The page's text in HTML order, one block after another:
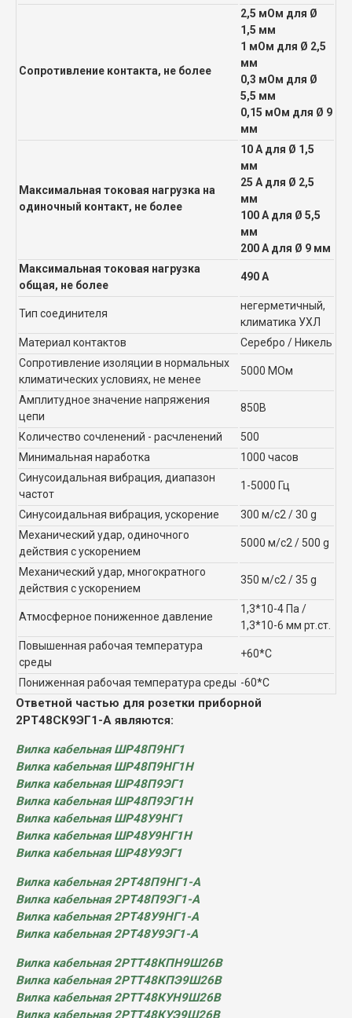
Сопротивление контакта, не более
2,5 мОм для Ø
1,5 мм
1 мОм для Ø 2,5
мм
0,3 мОм для Ø
5,5 мм
0,15 мОм для Ø 9
мм
Максимальная токовая нагрузка на
одиночный контакт, не более
10 А для Ø 1,5
мм
25 А для Ø 2,5
мм
100 А для Ø 5,5
мм
200 А для Ø 9 мм
Максимальная токовая нагрузка
общая, не более
490 А
Тип соединителя
негерметичный,
климатика УХЛ
Материал контактов
Серебро / Никель
Сопротивление изоляции в нормальных
климатических условиях, не менее
5000 МОм
Амплитудное значение напряжения
цепи
850В
Количество сочленений - расчленений
500
Минимальная наработка
1000 часов
Синусоидальная вибрация, диапазон
частот
1-5000 Гц
Синусоидальная вибрация, ускорение
300 м/с2 / 30 g
Механический удар, одиночного
действия с ускорением
5000 м/с2 / 500 g
Механический удар, многократного
действия с ускорением
350 м/с2 / 35 g
Атмосферное пониженное давление
1,3*10-4 Па /
1,3*10-6 мм рт.ст.
Повышенная рабочая температура
среды
+60*С
Пониженная рабочая температура среды -60*С
Ответной частью для розетки приборной
2РТ48СК9ЭГ1-А являются:
Вилка кабельная ШР48П9НГ1
Вилка кабельная ШР48П9НГ1Н
Вилка кабельная ШР48П9ЭГ1
Вилка кабельная ШР48П9ЭГ1Н
Вилка кабельная ШР48У9НГ1
Вилка кабельная ШР48У9НГ1Н
Вилка кабельная ШР48У9ЭГ1
Вилка кабельная 2РТ48П9НГ1-А
Вилка кабельная 2РТ48П9ЭГ1-А
Вилка кабельная 2РТ48У9НГ1-А
Вилка кабельная 2РТ48У9ЭГ1-А
Вилка кабельная 2РТТ48КПН9Ш26В
Вилка кабельная 2РТТ48КПЭ9Ш26В
Вилка кабельная 2РТТ48КУН9Ш26В
Вилка кабельная 2РТТ48КУЭ9Ш26В